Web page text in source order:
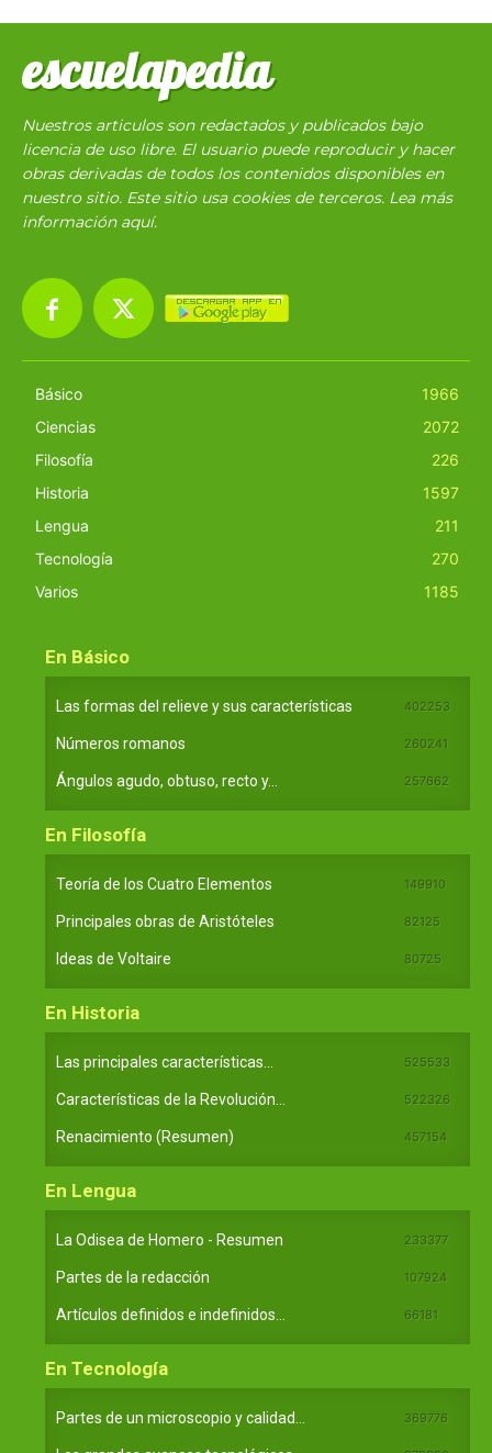
escuelapedia
Nuestros articulos son redactados y publicados bajo
licencia de uso libre. El usuario puede reproducir y hacer
obras derivadas de todos los contenidos disponibles en
nuestro sitio. Este sitio usa cookies de terceros. Lea más
información aquí.
Básico
1966
Ciencias
2072
Filosofía
226
Historia
1597
Lengua
211
Tecnología
270
Varios
1185
En Básico
Las formas del relieve y sus características 402253
Números romanos 260241
Ángulos agudo, obtuso, recto y... 257662
En Filosofía
Teoría de los Cuatro Elementos 149910
Principales obras de Aristóteles 82125
Ideas de Voltaire 80725
En Historia
Las principales características... 525533
Características de la Revolución... 522326
Renacimiento (Resumen) 457154
En Lengua
La Odisea de Homero - Resumen 233377
Partes de la redacción 107924
Artículos definidos e indefinidos... 66181
En Tecnología
Partes de un microscopio y calidad... 369776